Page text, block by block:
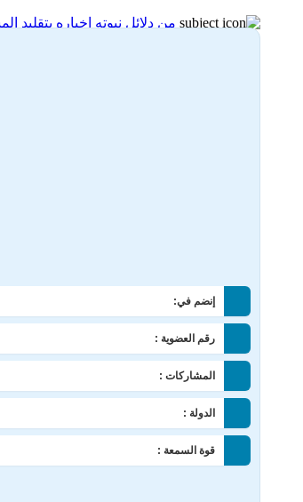
من دلائل نبوته إخباره بتقليد
25-03-2024 23:23
إنضم في:
رقم العضوية :
المشاركات :
الدولة :
قوة السمعة :